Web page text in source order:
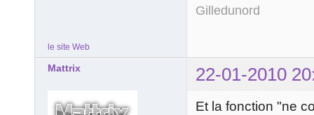
Gilledunord
le site Web
Mattrix 22-01-2010
Et la fonction "ne